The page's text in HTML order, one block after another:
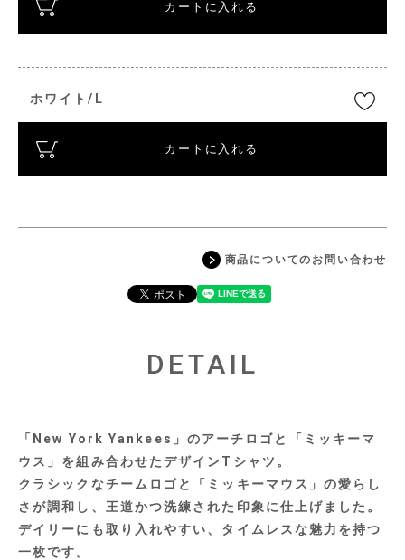
カートに入れる
ホワイト/L
カートに入れる
商品についてのお問い合わせ
DETAIL
「New York Yankees」のアーチロゴと「ミッキーマ
ウス」を組み合わせたデザインTシャツ。
クラシックなチームロゴと「ミッキーマウス」の愛らし
さが調和し、王道かつ洗練された印象に仕上げました。
デイリーにも取り入れやすい、タイムレスな魅力を持つ
一枚です。